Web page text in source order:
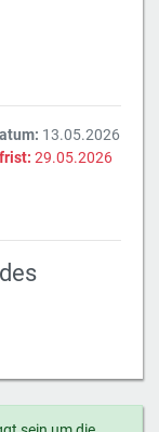
13.05.2026
29.05.2026